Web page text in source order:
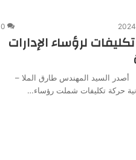
0
لرؤساء الإدارات
السيد المهندس طارق الملا –
حركة تكليفات شملت رؤساء…